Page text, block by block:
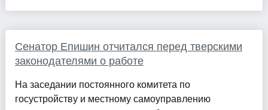
Сенатор Епишин отчитался перед тверскими
законодателями о работе
На заседании постоянного комитета по
госустройству и местному самоуправлению